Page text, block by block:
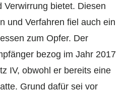
Verwirrung bietet. Diesen
und Verfahren fiel auch ein
zum Opfer. Der
bezog im Jahr 2017
IV, obwohl er bereits eine
Grund dafür sei vor